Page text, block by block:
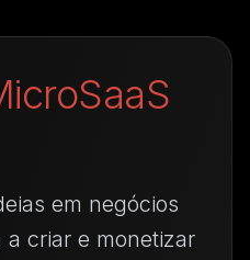
em negócios
criar e monetizar